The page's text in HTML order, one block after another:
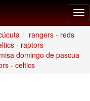
rangers - reds
- raptors
misa domingo de pascua
- celtics